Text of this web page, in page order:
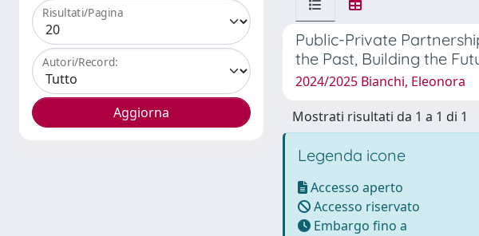
Risultati/Pagina
Autori/Record:
Public-Private
the Past, Building the
2024/2025 Bianchi, Eleonora
Mostrati risultati da 1 a 1 di 1
Legenda icone
Accesso aperto
Accesso riservato
Embargo fino a